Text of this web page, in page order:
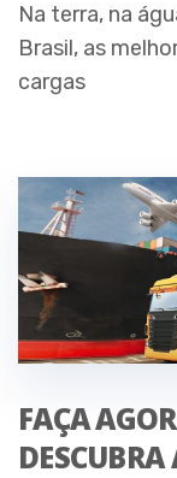
Na terra, na
Brasil, as
cargas
FAÇA